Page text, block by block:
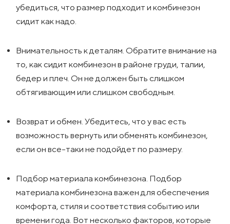
убедиться, что размер подходит и комбинезон
сидит как надо.
Внимательность к деталям. Обратите внимание на
то, как сидит комбинезон в районе груди, талии,
бедер и плеч. Он не должен быть слишком
обтягивающим или слишком свободным.
Возврат и обмен. Убедитесь, что у вас есть
возможность вернуть или обменять комбинезон,
если он все-таки не подойдет по размеру.
Подбор материала комбинезона. Подбор
материала комбинезона важен для обеспечения
комфорта, стиля и соответствия событию или
времени года. Вот несколько факторов, которые